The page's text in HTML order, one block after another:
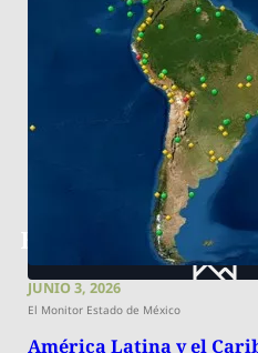
ARTE,
JUNIO 3, 2026
El Monitor Estado de México
América Latina y el